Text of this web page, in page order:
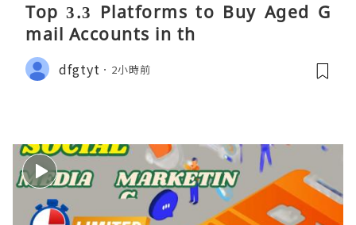
Top 3.3 Platforms to Buy Aged G
mail Accounts in th
dfgtyt 2小時前